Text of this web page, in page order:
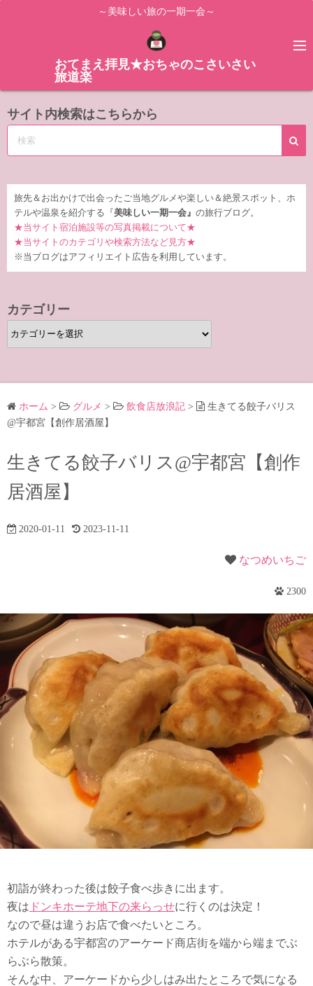
ス
ッ
～美味しい旅の一期一会～
おてまえ拝見★おちゃのこさいさい
旅道楽
サイト内検索はこちらから
旅先＆お出かけで出会ったご当地グルメや楽しい＆絶景スポット、ホ
テルや温泉を紹介する『 美味しい一期一会』 の旅行ブログ。
★当サイト宿泊施設等の写真掲載について★
★当サイトのカテゴリや検索方法など見方★
※当ブログはアフィリエイト広告を利用しています。
カテゴリー
カ
テ
リ
ー ホーム > グルメ > 飲食店放浪記 >
生きてる餃子バリス
@宇都宮【創作居酒屋】
生きてる餃子バリス@宇都宮【創作
居酒屋】
2020-01-11 2023-11-11
なつめいちご
2300
初詣が終わった後は餃子食べ歩きに出ます。
夜は ドンキホーテ地下の来らっせに行くのは決定！
なので昼は違うお店で食べたいところ。
ホテルがある宇都宮のアーケード商店街を端から端までぶ
らぶら散策。
そんな中、アーケードから少しはみ出たところで気になる